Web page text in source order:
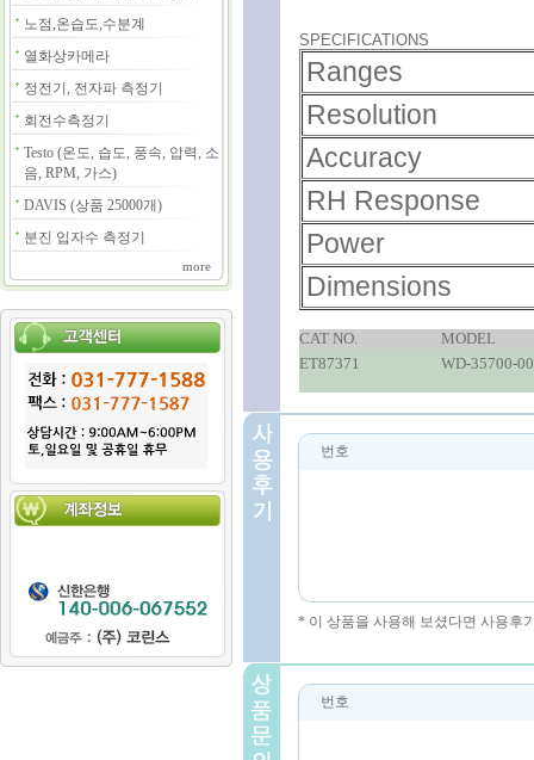
노점,온습도,수분계
열화상카메라
정전기, 전자파 측정기
회전수측정기
Testo (온도, 습도, 풍속, 압력, 소
음, RPM, 가스)
DAVIS (상품 25000개)
분진 입자수 측정기
more
SPECIFICATIONS
Ranges
Resolution
Accuracy
RH Response
Power
Dimensions
CAT NO.
MODEL
ET87371
WD-35700-00
번호
* 이 상품을 사용해 보셨다면 사용후
번호